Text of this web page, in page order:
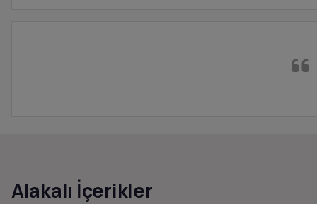
Alakalı İçerikler